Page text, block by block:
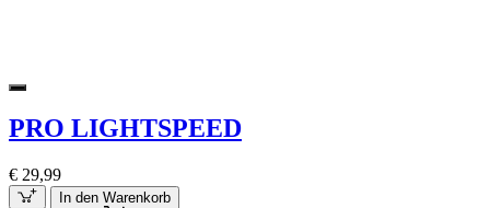
PRO LIGHTSPEED
€ 29,99
In den Warenkorb